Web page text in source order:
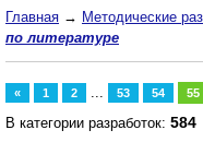
Главная → Методические
по литературе
« 1 2 ... 53 54 55
В категории разработок: 584